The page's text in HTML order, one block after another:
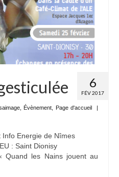
6
FÉV 2017
Évènement Page d'accueil
|
Info Energie de Nîmes
: Saint Dionisy
Quand les Nains jouent au